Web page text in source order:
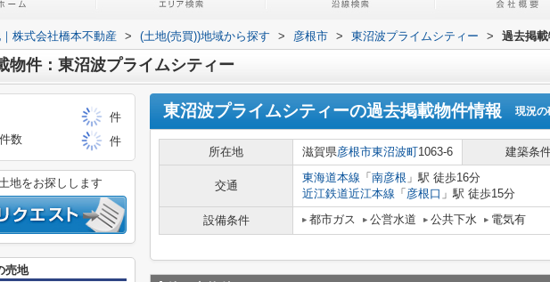
株式会社橋本不動産 > (土地(売買))地域から探す > 彦根市 > 東沼波プライムシティー > 過去掲
物件：東沼波プライムシティー
東沼波プライムシティーの過去掲載物件情報 現況の
所在地 滋賀県彦根市東沼波町1063-6 建築条
交通
東海道本線 「 南彦根 」駅 徒歩16分
近江鉄道近江本線 「 彦根口 」駅 徒歩15分
設備条件
都市ガス 公営水道 公共下水 電気有
件
数
件
地をお探しします
売地